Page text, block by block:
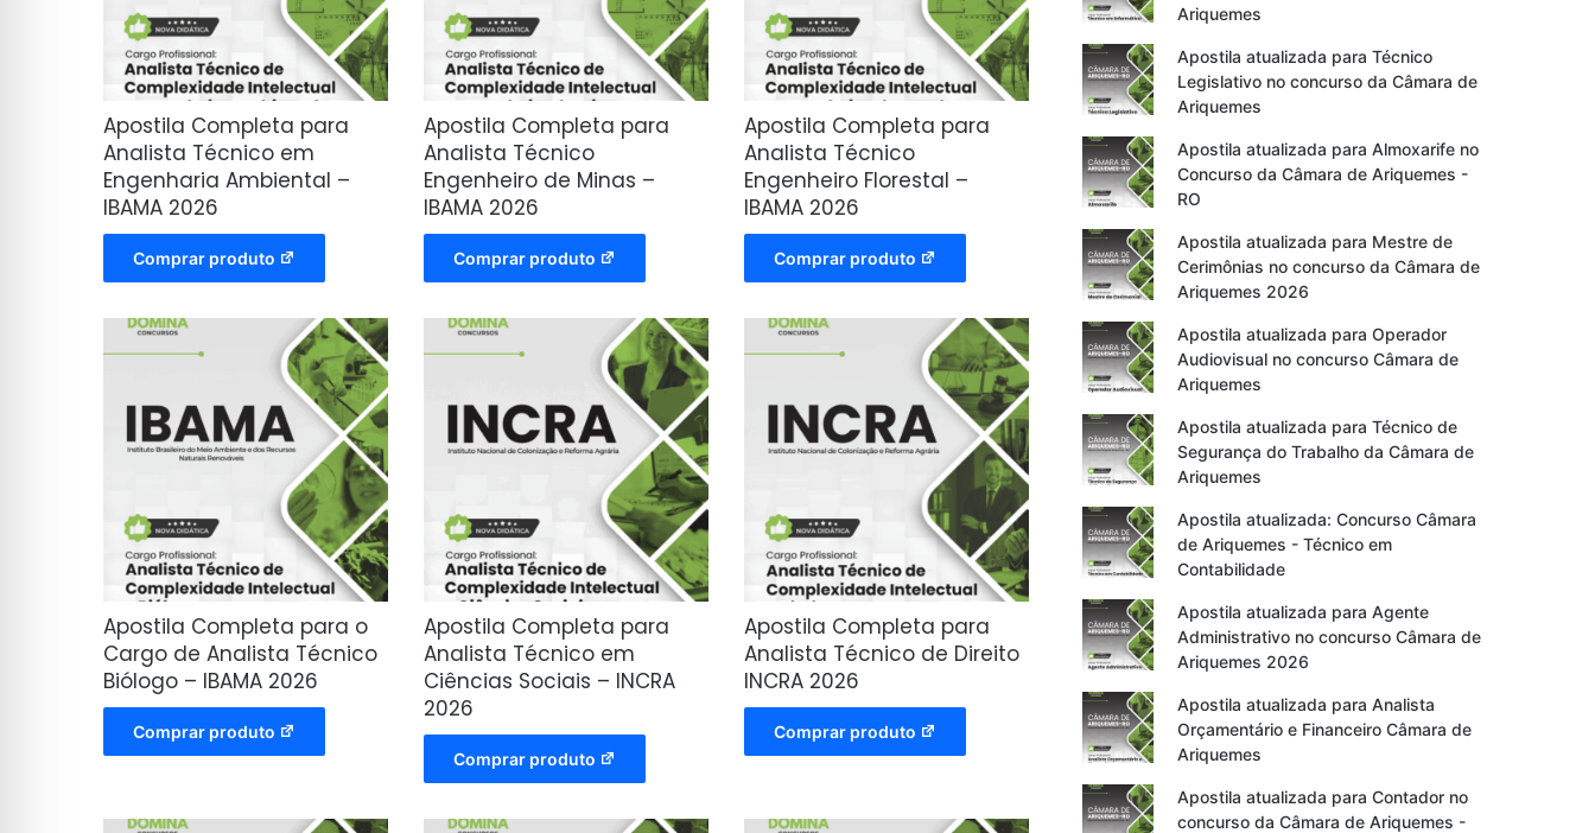
Apostila Completa para
Analista Técnico em
Engenharia Ambiental –
IBAMA 2026
Comprar produto
Apostila Completa para
Analista Técnico
Engenheiro de Minas –
IBAMA 2026
Comprar produto
Apostila Completa para
Analista Técnico
Engenheiro Florestal –
IBAMA 2026
Comprar produto
Apostila Completa para o
Cargo de Analista Técnico
Biólogo – IBAMA 2026
Comprar produto
Apostila Completa para
Analista Técnico em
Ciências Sociais – INCRA
2026
Comprar produto
Apostila Completa para
Analista Técnico de Direito
INCRA 2026
Comprar produto
Ariquemes
Apostila atualizada para Técnico
Legislativo no concurso da Câmara de
Ariquemes
Apostila atualizada para Almoxarife no
Concurso da Câmara de Ariquemes -
RO
Apostila atualizada para Mestre de
Cerimônias no concurso da Câmara de
Ariquemes 2026
Apostila atualizada para Operador
Audiovisual no concurso Câmara de
Ariquemes
Apostila atualizada para Técnico de
Segurança do Trabalho da Câmara de
Ariquemes
Apostila atualizada: Concurso Câmara
de Ariquemes - Técnico em
Contabilidade
Apostila atualizada para Agente
Administrativo no concurso Câmara de
Ariquemes 2026
Apostila atualizada para Analista
Orçamentário e Financeiro Câmara de
Ariquemes
Apostila atualizada para Contador no
concurso da Câmara de Ariquemes -